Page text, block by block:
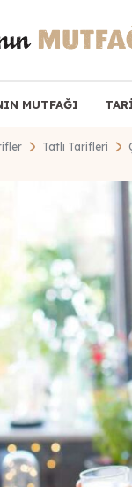
MUTFAĞI
Tatlı Tarifleri